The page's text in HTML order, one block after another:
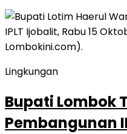
Lingkungan
Bupati Lombok
Pembangunan